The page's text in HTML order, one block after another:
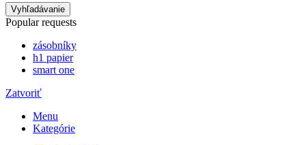
Vyhľadávanie
Popular requests
zásobníky
h1 papier
smart one
Zatvoriť
Menu
Kategórie